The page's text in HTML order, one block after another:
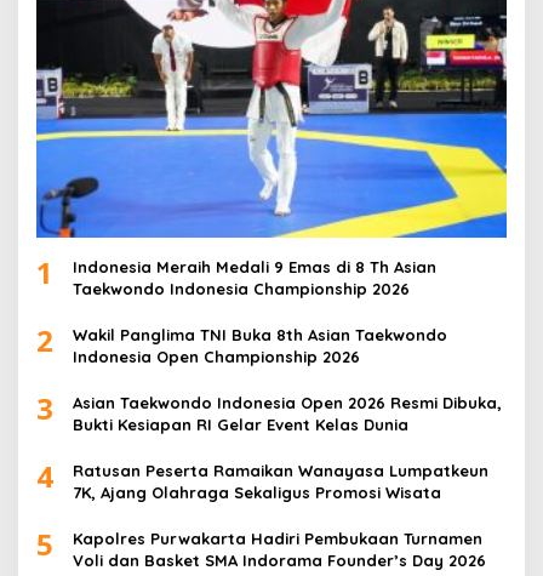
1
Indonesia Meraih Medali 9 Emas di 8 Th Asian
Taekwondo Indonesia Championship 2026
2
Wakil Panglima TNI Buka 8th Asian Taekwondo
Indonesia Open Championship 2026
3
Asian Taekwondo Indonesia Open 2026 Resmi Dibuka,
Bukti Kesiapan RI Gelar Event Kelas Dunia
4
Ratusan Peserta Ramaikan Wanayasa Lumpatkeun
7K, Ajang Olahraga Sekaligus Promosi Wisata
5
Kapolres Purwakarta Hadiri Pembukaan Turnamen
Voli dan Basket SMA Indorama Founder’s Day 2026